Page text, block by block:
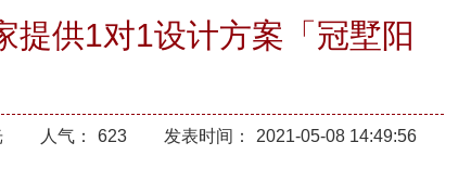
提供1对1设计方案「冠墅阳
人气： 623 发表时间： 2021-05-08 14:49:56